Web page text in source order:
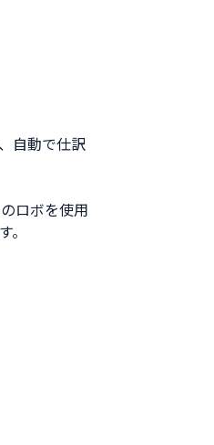
自動で仕訳
ロボを使用